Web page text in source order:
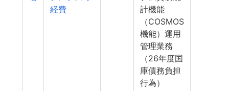
経費
計機能
（COSMOS
機能）運用
管理業務
（26年度国
庫債務負担
行為）